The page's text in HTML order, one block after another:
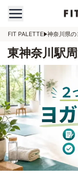
FIT PALETTE 神奈川県の
東神奈川駅